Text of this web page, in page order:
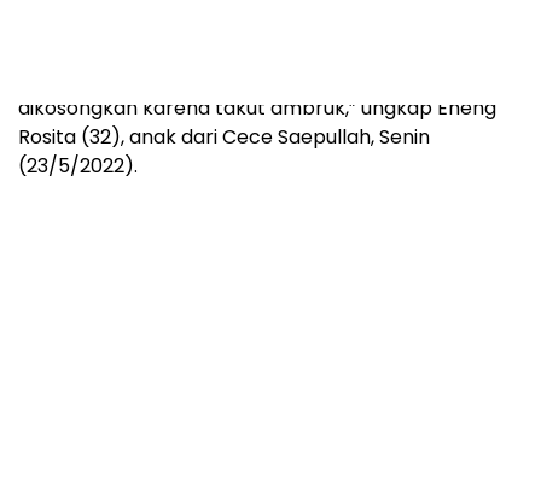
dikosongkan karena takut ambruk,” ungkap Eneng
Rosita (32), anak dari Cece Saepullah, Senin
(23/5/2022).